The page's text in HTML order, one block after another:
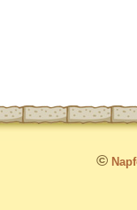
©